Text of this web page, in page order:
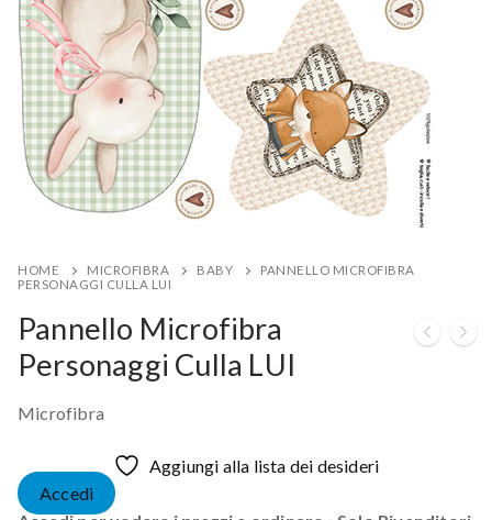
HOME MICROFIBRA BABY
PANNELLO MICROFIBRA
PERSONAGGI CULLA LUI
Pannello Microfibra
Personaggi Culla LUI
Microfibra
Aggiungi alla lista dei desideri
Accedi